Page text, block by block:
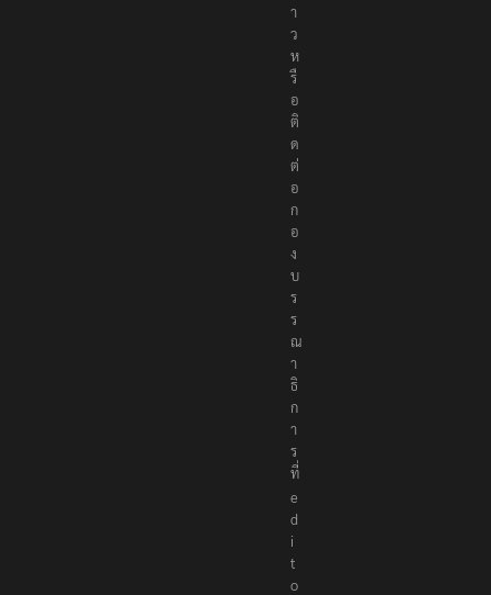
า
ว
ห
รื
อ
ติ
ด
ต่
อ
ก
อ
ง
บ
ร
ร
ณ
า
ธิ
ก
า
ร
ที่
e
d
i
t
o